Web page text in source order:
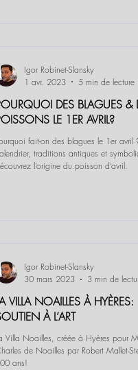
DES BLAGUES &
LE 1ER AVRIL?
fait-on des blagues le 1er avril
traditions antiques et
l’origine du poisson d’avril.
Igor Robinet-Slansky
1 avr. 2023
5 min de lecture
VILLA NOAILLES À
À L’ART
Villa Noailles, créée à Hyères pour
de Noailles par Robert Mallet-
ans!
Igor Robinet-Slansky
30 mars 2023
3 min de